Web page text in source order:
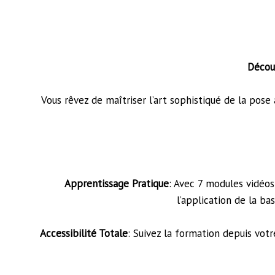
Vous rêvez de maîtriser l’art sophistiqué de la
Apprentissage Pratique: Avec 7 modules
l’application de la
Accessibilité Totale: Suivez la formation depuis